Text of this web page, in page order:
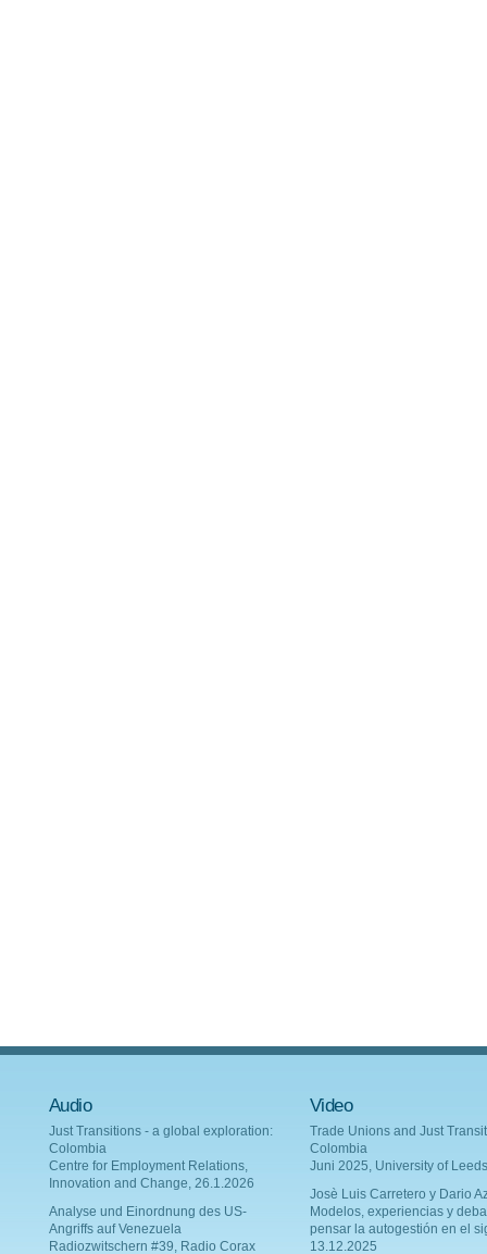
Audio
Just Transitions - a global exploration:
Colombia
Centre for Employment Relations,
Innovation and Change, 26.1.2026
Analyse und Einordnung des US-
Angriffs auf Venezuela
Radiozwitschern #39, Radio Corax
Video
Trade Unions and Just
Colombia
Juni 2025, University of Leeds
Josè Luis Carretero y Dario
Modelos, experiencias y
pensar la autogestión en el
13.12.2025